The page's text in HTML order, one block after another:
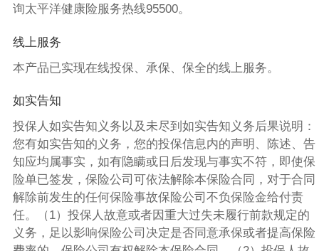
询太平洋健康险服务热线95500。
线上服务
本产品已实现在线投保、承保、保全的线上服务。
如实告知
投保人如实告知义务以及未尽到如实告知义务后果说明：
您有如实告知的义务，您的投保信息内的声明、陈述、告
知应均属事实，如有隐瞒或日后发现与事实不符，即使保
险单已签发，保险公司可依法解除本保险合同，对于合同
解除前发生的任何保险事故保险公司不负保险金给付责
任。（1）投保人故意或者因重大过失未履行前款规定的
义务，足以影响保险公司决定是否同意承保或者提高保险